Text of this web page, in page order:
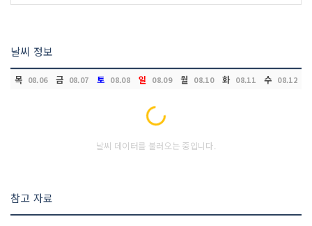
날씨 정보
목 08.06 금 08.07 토 08.08 일 08.09 월 08.10 화 08.11 수 08.12
Loading...
날씨 데이터를 불러오는 중입니다.
참고 자료